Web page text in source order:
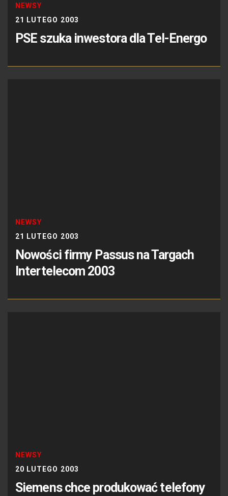
NEWSY
21 LUTEGO 2003
PSE szuka inwestora dla Tel-Energo
NEWSY
21 LUTEGO 2003
Nowości firmy Passus na Targach
Intertelecom 2003
NEWSY
20 LUTEGO 2003
Siemens chce produkować telefony